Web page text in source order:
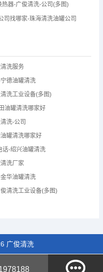
器-广俊清洗-公司(多图)
司找哪家-珠海清洗油罐公司
洗服务
德油罐清洗
洗工业设备(多图)
油罐清洗哪家好
洗-公司
罐清洗哪家好
话-绍兴油罐清洗
洗厂家
华油罐清洗
清洗工业设备(多图)
广俊清洗